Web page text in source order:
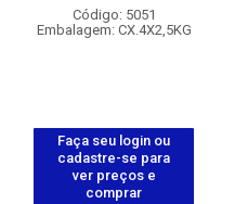
Código: 5051
Embalagem: CX.4X2,5KG
Faça seu login ou
cadastre-se para
ver preços e
comprar